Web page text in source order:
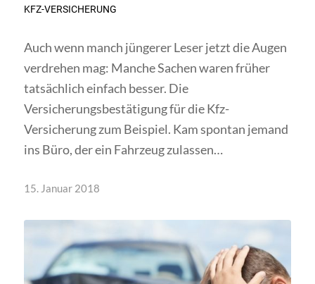
KFZ-VERSICHERUNG
Auch wenn manch jüngerer Leser jetzt die Augen
verdrehen mag: Manche Sachen waren früher
tatsächlich einfach besser. Die
Versicherungsbestätigung für die Kfz-
Versicherung zum Beispiel. Kam spontan jemand
ins Büro, der ein Fahrzeug zulassen…
15. Januar 2018